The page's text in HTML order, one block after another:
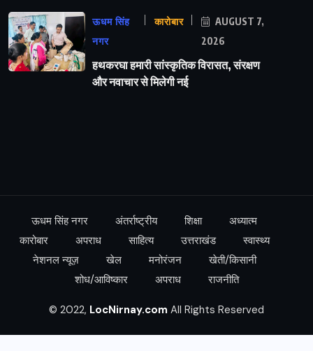
ऊधम सिंह
नगर
कारोबार
AUGUST 7,
2026
हथकरघा हमारी सांस्कृतिक विरासत, संरक्षण
और नवाचार से मिलेगी नई
ऊधम सिंह नगर अंतर्राष्ट्रीय शिक्षा
अध्यात्म
कारोबार
अपराध साहित्य उत्तराखंड
स्वास्थ्य
नेशनल न्यूज़
खेल मनोरंजन
खेती/किसानी
शोध/आविष्कार
अपराध राजनीति
© 2022, LocNirnay.com All Rights Reserved